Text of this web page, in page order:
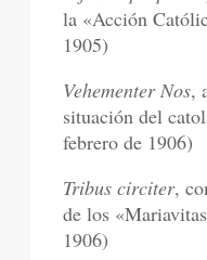
la «Acción
1905)
Vehementer Nos,
situación del
febrero de 1906)
Tribus circiter,
de los
1906)